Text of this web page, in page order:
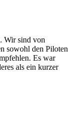
Wir sind von
sowohl den Piloten
Es war
als ein kurzer